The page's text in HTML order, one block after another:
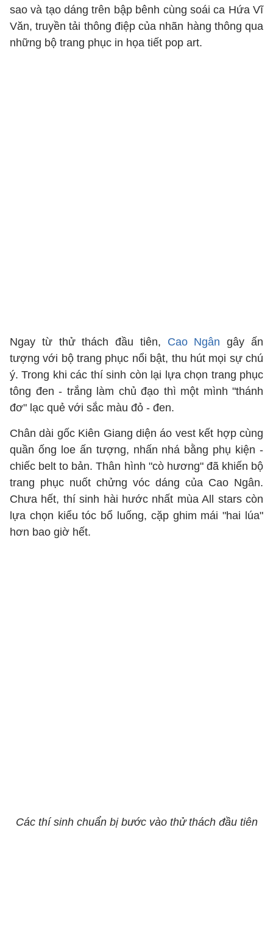
sao và tạo dáng trên bập bênh cùng soái ca Hứa Vĩ
Văn, truyền tải thông điệp của nhãn hàng thông qua
những bộ trang phục in họa tiết pop art.
Ngay từ thử thách đầu tiên, Cao Ngân gây ấn
tượng với bộ trang phục nổi bật, thu hút mọi sự chú
ý. Trong khi các thí sinh còn lại lựa chọn trang phục
tông đen - trắng làm chủ đạo thì một mình "thánh
đơ" lạc quẻ với sắc màu đỏ - đen.
Chân dài gốc Kiên Giang diện áo vest kết hợp cùng
quần ống loe ấn tượng, nhấn nhá bằng phụ kiện -
chiếc belt to bản. Thân hình "cò hương" đã khiến bộ
trang phục nuốt chửng vóc dáng của Cao Ngân.
Chưa hết, thí sinh hài hước nhất mùa All stars còn
lựa chọn kiểu tóc bổ luống, cặp ghim mái "hai lúa"
hơn bao giờ hết.
Các thí sinh chuẩn bị bước vào thử thách đầu tiên